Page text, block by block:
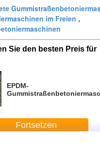
im Freien ,
Sie den besten Preis für
EPDM-
Bodenbelag für Kreuz-
Eignungs-Mitte
Fortsetzen